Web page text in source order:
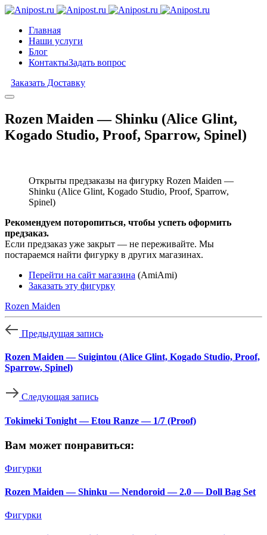
Главная
Наши услуги
Блог
КонтактыЗадать вопрос
Заказать Доставку
Rozen Maiden — Shinku (Alice Glint,
Kogado Studio, Proof, Sparrow, Spinel)
Открыты предзаказы на фигурку Rozen Maiden —
Shinku (Alice Glint, Kogado Studio, Proof, Sparrow,
Spinel)
Рекомендуем поторопиться, чтобы успеть оформить
предзаказ.
Если предзаказ уже закрыт — не переживайте. Мы
постараемся найти фигурку в других магазинах.
Перейти на сайт магазина (AmiAmi)
Заказать эту фигурку
Rozen Maiden
Предыдущая запись
Rozen Maiden — Suigintou (Alice Glint, Kogado Studio, Proof,
Sparrow, Spinel)
Следующая запись
Tokimeki Tonight — Etou Ranze — 1/7 (Proof)
Вам может понравиться:
Фигурки
Rozen Maiden — Shinku — Nendoroid — 2.0 — Doll Bag Set
Фигурки